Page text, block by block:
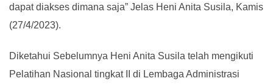
dapat diakses dimana saja” Jelas Heni Anita Susila, Kamis
(27/4/2023).
Diketahui Sebelumnya Heni Anita Susila telah mengikuti
Pelatihan Nasional tingkat II di Lembaga Administrasi